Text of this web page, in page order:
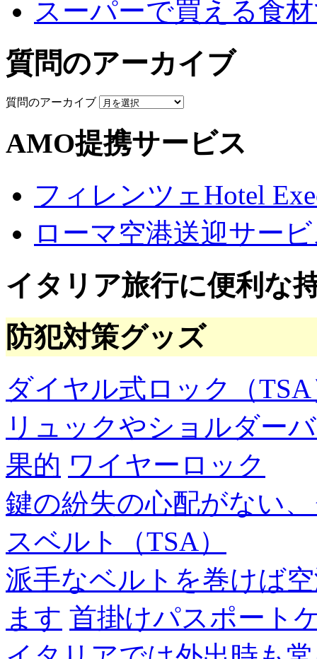
スーパーで買える食
質問のアーカイブ
質問のアーカイブ
AMO提携サービス
フィレンツェHotel
ローマ空港送迎サー
イタリア旅行に便利な
防犯対策グッズ
ダイヤル式ロック（
リュックやショルダー
果的 ワイヤーロック
鍵の紛失の心配がない
スベルト（TSA）
派手なベルトを巻けば
ます 首掛けパスポート